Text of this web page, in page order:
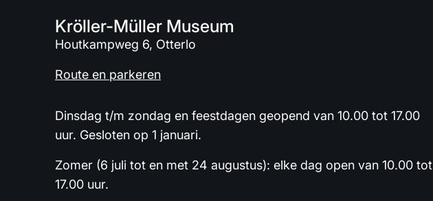
Kröller-Müller Museum
Houtkampweg 6, Otterlo
Route en parkeren
Dinsdag t/m zondag en feestdagen geopend van 10.00 tot 17.00
uur. Gesloten op 1 januari.
Zomer (6 juli tot en met 24 augustus): elke dag open van 10.00 tot
17.00 uur.